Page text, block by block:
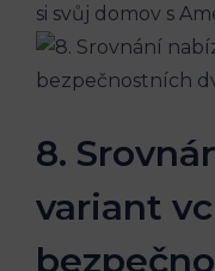
si svůj domov s
8.
variant